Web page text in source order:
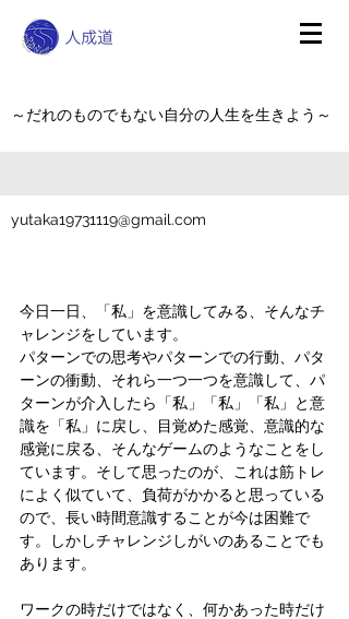
～だれのものでもない自分の人生を生きよう～
yutaka19731119@gmail.com
今日一日、「私」を意識してみる、そんなチ
ャレンジをしています。
パターンでの思考やパターンでの行動、パタ
ーンの衝動、それら一つ一つを意識して、パ
ターンが介入したら「私」「私」「私」と意
識を「私」に戻し、目覚めた感覚、意識的な
感覚に戻る、そんなゲームのようなことをし
ています。そして思ったのが、これは筋トレ
によく似ていて、負荷がかかると思っている
ので、長い時間意識することが今は困難で
す。しかしチャレンジしがいのあることでも
あります。
ワークの時だけではなく、何かあった時だけ